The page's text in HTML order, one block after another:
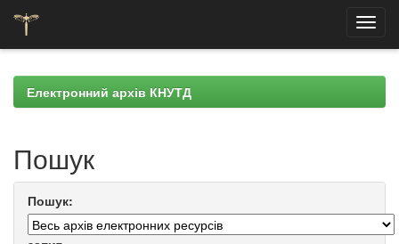
navigationЕлектронний архів КНУТД
Пошук
Пошук: